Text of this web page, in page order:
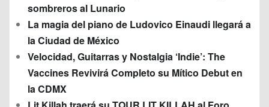
sombreros al Lunario
La magia del piano de Ludovico Einaudi llegará a
la Ciudad de México
Velocidad, Guitarras y Nostalgia ‘Indie’: The
Vaccines Revivirá Completo su Mítico Debut en
la CDMX